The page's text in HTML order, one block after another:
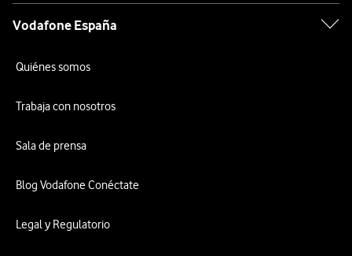
Vodafone España
Quiénes somos
Trabaja con nosotros
Sala de prensa
Blog Vodafone Conéctate
Legal y Regulatorio